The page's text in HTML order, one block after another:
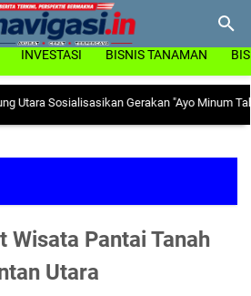
INVESTASI BISNIS TANAMAN
Gerakan "Ayo Minum Tablet
Wisata Pantai Tanah
Utara